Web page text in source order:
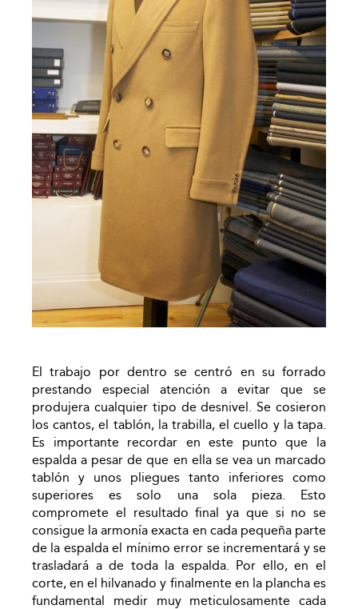
El trabajo por dentro se centró en su forrado
prestando especial atención a evitar que se
produjera cualquier tipo de desnivel. Se cosieron
los cantos, el tablón, la trabilla, el cuello y la tapa.
Es importante recordar en este punto que la
espalda a pesar de que en ella se vea un marcado
tablón y unos pliegues tanto inferiores como
superiores es solo una sola pieza. Esto
compromete el resultado final ya que si no se
consigue la armonía exacta en cada pequeña parte
de la espalda el mínimo error se incrementará y se
trasladará a de toda la espalda. Por ello, en el
corte, en el hilvanado y finalmente en la plancha es
fundamental medir muy meticulosamente cada